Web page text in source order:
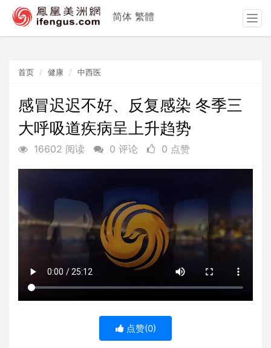
首页 健康 中西医
感冒迟迟不好、反复感染 冬季三
大呼吸道疾病呈上升趋势
16602 阅读 0 评论 0 点赞
点赞(0)
简体 繁體
T
o
a
n